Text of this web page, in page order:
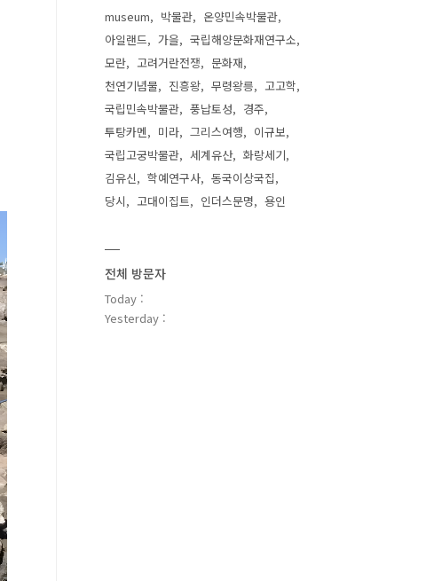
museum 박물관
온양민속박물관
아일랜드
가을
국립해양문화재연구소
모란
고려거란전쟁
문화재
천연기념물
진흥왕 무령왕릉
고고학
국립민속박물관
풍납토성
경주
투탕카멘
미라 그리스여행
이규보
국립고궁박물관
세계유산
화랑세기
김유신
학예연구사
동국이상국집
당시
고대이집트 인더스문명 용인
전체 방문자
Today :
Yesterday :